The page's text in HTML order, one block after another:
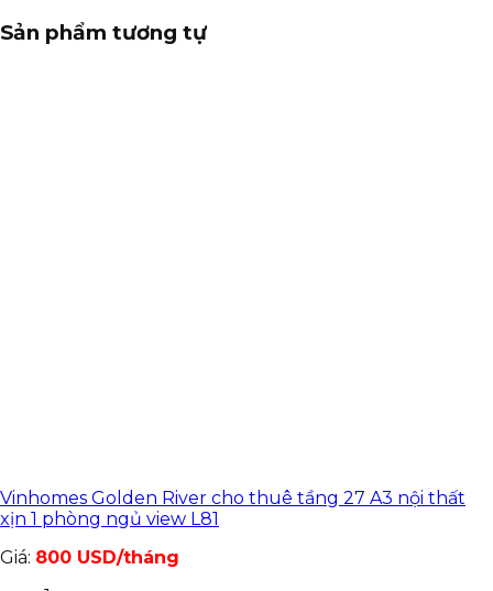
Sản phẩm tương tự
Vinhomes Golden River cho thuê tầng 27 A3 nội thất
xịn 1 phòng ngủ view L81
Giá: 800 USD/tháng